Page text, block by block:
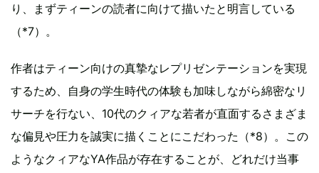
り、まずティーンの読者に向けて描いたと明言している
（*7）。
作者はティーン向けの真摯なレプリゼンテーションを実現
するため、自身の学生時代の体験も加味しながら綿密なリ
サーチを行ない、10代のクィアな若者が直面するさまざま
な偏見や圧力を誠実に描くことにこだわった（*8）。この
ようなクィアなYA作品が存在することが、どれだけ当事